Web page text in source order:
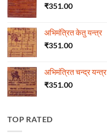
₹351.00
अभिमंत्रित केतु यन्त्र
₹351.00
अभिमंत्रित चन्द्र यन्त्र
₹351.00
TOP RATED